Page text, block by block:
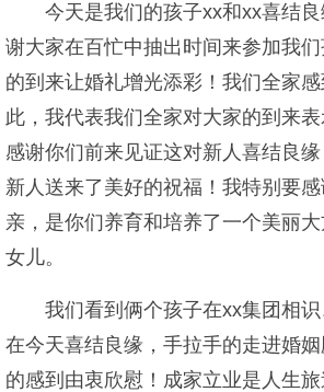
今天是我们的孩子xx和xx喜结
谢大家在百忙中抽出时间来参加我
的到来让婚礼增光添彩！我们全家
此，我代表我们全家对大家的到来表
感谢你们前来见证这对新人喜结良
新人送来了美好的祝福！我特别要
亲，是你们养育和培养了一个美丽
女儿。
我们看到俩个孩子在xx集团相
在今天喜结良缘，手拉手的走进婚
的感到由衷欣慰！成家立业是人生